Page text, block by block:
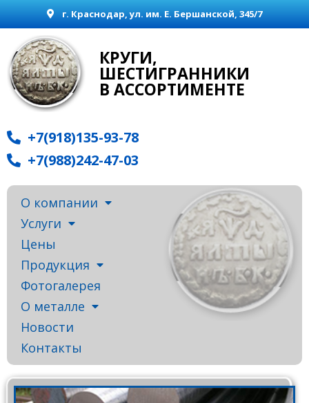
г. Краснодар, ул. им. Е. Бершанской, 345/7
КРУГИ,
ШЕСТИГРАННИКИ
В АССОРТИМЕНТЕ
+7(918)135-93-78
+7(988)242-47-03
О компании
Услуги
Цены
Продукция
Фотогалерея
О металле
Новости
Контакты